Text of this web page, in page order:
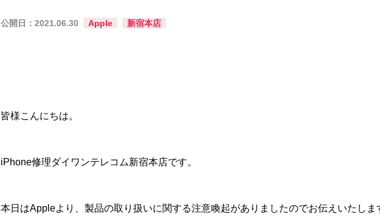
公開日： 2021.06.30 Apple 新宿本店
皆様こんにちは。
iPhone修理ダイワンテレコム新宿本店です。
本日はAppleより、製品の取り扱いに関する注意喚起がありましたのでお伝えいたしま